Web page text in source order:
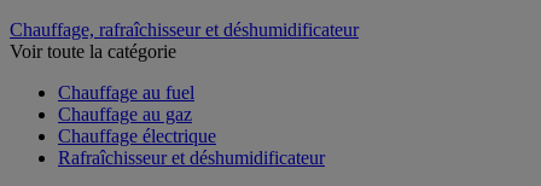
Chauffage, rafraîchisseur et déshumidificateur
Voir toute la catégorie
Chauffage au fuel
Chauffage au gaz
Chauffage électrique
Rafraîchisseur et déshumidificateur